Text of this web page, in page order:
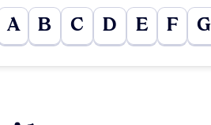
A B C D E F G